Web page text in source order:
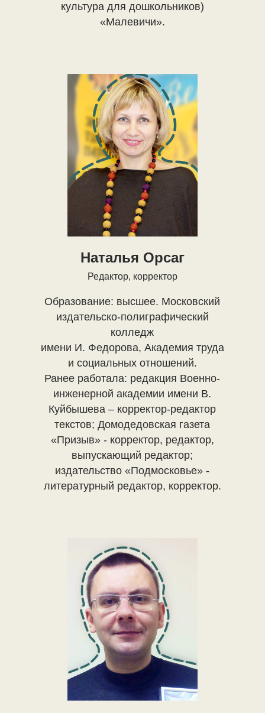
культура для дошкольников)
«Малевичи».
Наталья Орсаг
Редактор, корректор
Образование: высшее. Московский
издательско-полиграфический
колледж
имени И. Федорова, Академия труда
и социальных отношений.
Ранее работала: редакция Военно-
инженерной академии имени В.
Куйбышева – корректор-редактор
текстов; Домодедовская газета
«Призыв» - корректор, редактор,
выпускающий редактор;
издательство «Подмосковье» -
литературный редактор, корректор.